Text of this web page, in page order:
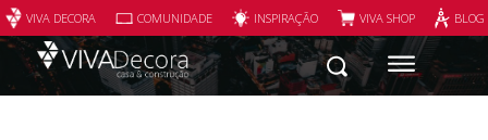
VIVA DECORA COMUNIDADE INSPIRAÇÃO VIVA SHOP